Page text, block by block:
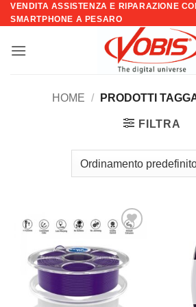
Salta
ai
VENDITA ASSISTENZA E RIPARAZIONE
SMARTPHONE A PESARO
HOME / PRODOTTI
FILTRA
alla lista
dei
desideri